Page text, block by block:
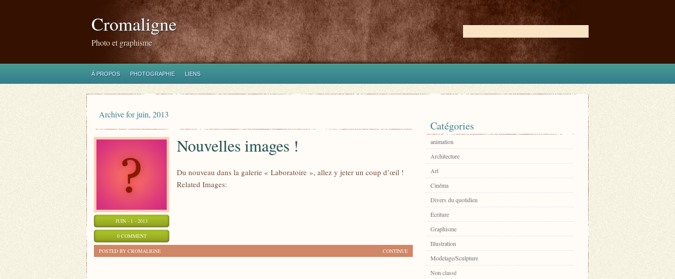
Cromaligne
Photo et graphisme
À PROPOS PHOTOGRAPHIE LIENS
Archive for juin, 2013
JUIN - 1 - 2013
0 COMMENT
Nouvelles images !
Du nouveau dans la galerie « Laboratoire », allez y jeter un coup d’œil !
Related Images:
CONTINUE
POSTED BY CROMALIGNE
Catégories
animation
Architecture
Art
Cinéma
Divers du quotidien
Écriture
Graphisme
Illustration
Modelage/Sculpture
Non classé